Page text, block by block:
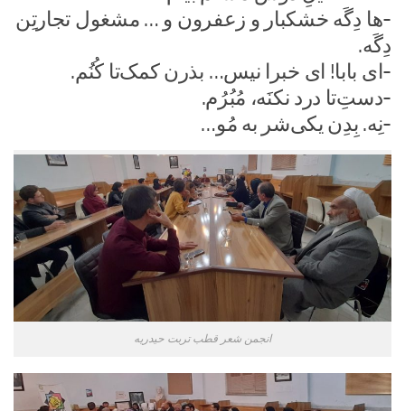
-ها دِگَه خشکبار و زعفرون و … مشغول تجارتِن
دِگَه.
-ای بابا! ای خبرا نیس… بذرن کمک‌تا کُنُم.
-دست‌ِتا درد نکنَه، مُبُرُم.
-نِه. بِدِن یکی‌شر به مُو…
انجمن شعر قطب تربت حیدریه